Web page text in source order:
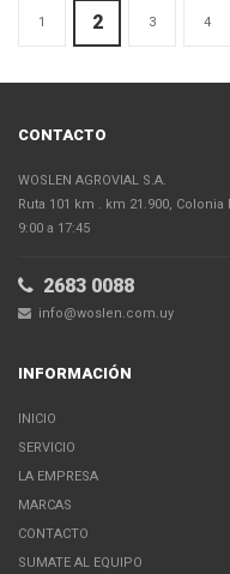
1 2 3 4
CONTACTO
WOSLEN AGROVIAL S.A.
Ruta 101 km . km 21.900,
9:00 a 17:45
2683 0088
info@woslen.com.uy
INFORMACIÓN
INICIO
SERVICIO
LA EMPRESA
MARCAS
CONTACTO
SUMATE AL EQUIPO